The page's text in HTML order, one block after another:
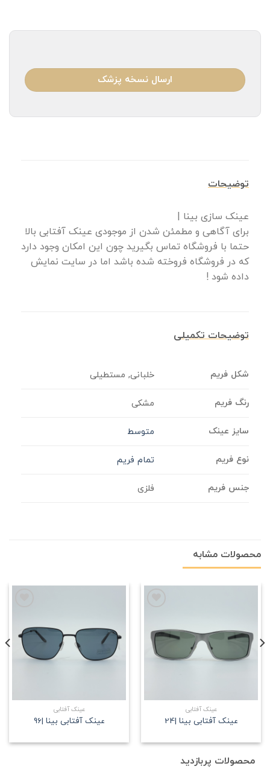
ارسال نسخه پزشک
توضیحات
عینک سازی بینا |
برای آگاهی و مطمئن شدن از موجودی عینک آفتابی بالا
حتما با فروشگاه تماس بگیرید چون این امکان وجود دارد
که در فروشگاه فروخته شده باشد اما در سایت نمایش
داده شود !
توضیحات تکمیلی
شکل فریم خلبانی, مستطیلی
رنگ فریم مشکی
سایز عینک متوسط
نوع فریم تمام فریم
جنس فریم فلزی
محصولات مشابه
علاقه
مندی
عینک آفتابی
عینک آفتابی بینا |24
علاقه
مندی
عینک آفتابی
عینک آفتابی بینا |96
محصولات پربازدید